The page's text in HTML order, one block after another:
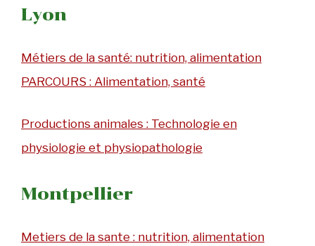
Lyon
Métiers de la santé: nutrition, alimentation
PARCOURS : Alimentation, santé
Productions animales : Technologie en
physiologie et physiopathologie
Montpellier
Metiers de la sante : nutrition, alimentation